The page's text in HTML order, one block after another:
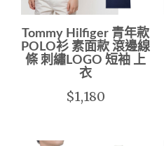
Tommy Hilfiger 青年款
POLO衫 素面款 滾邊線
條 刺繡LOGO 短袖 上
衣
$1,180